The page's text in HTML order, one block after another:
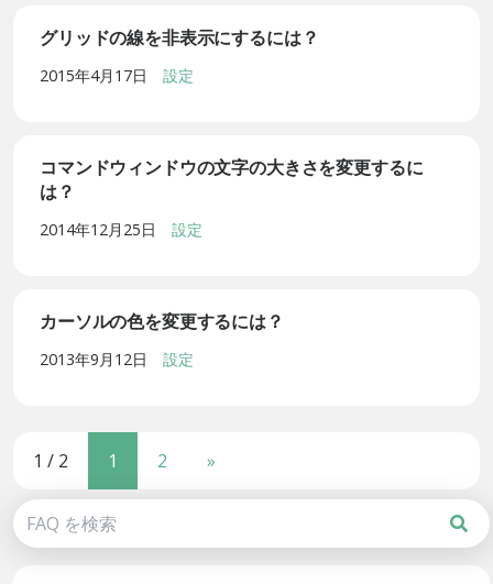
グリッドの線を非表示にするには？
2015年4月17日 設定
コマンドウィンドウの文字の大きさを変更するに
は？
2014年12月25日 設定
カーソルの色を変更するには？
2013年9月12日 設定
1 / 2 1 2 »